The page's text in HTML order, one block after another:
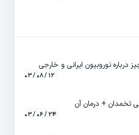
درباره نوروبیون ایرانی و خارجی
۱۲ / ۰۸ / ۰۳
تخمدان + درمان آن
۲۴ / ۰۶ / ۰۳